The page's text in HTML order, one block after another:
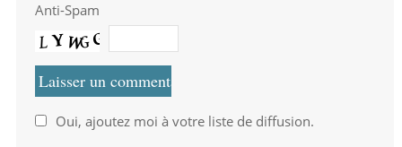
Anti-Spam
Oui, ajoutez moi à votre liste de diffusion.